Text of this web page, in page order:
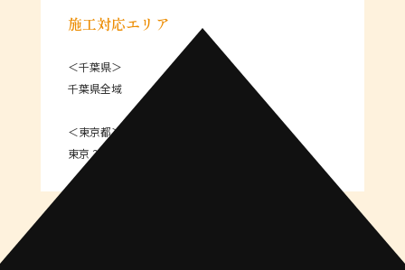
施工対応エリア
＜千葉県＞
千葉県全域
＜東京都＞
東京 23区